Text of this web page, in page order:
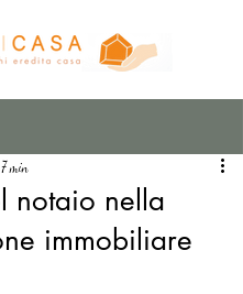
notaio nella
immobiliare
7 min